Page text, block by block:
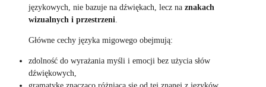
językowych, nie bazuje na dźwiękach, lecz na znakach
wizualnych i przestrzeni
Główne cechy języka migowego obejmują:
zdolność do wyrażania myśli i emocji bez użycia słów
dźwiękowych,